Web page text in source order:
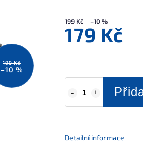
199 Kč
–10 %
199 Kč –10 %
179 Kč
Detailní informace